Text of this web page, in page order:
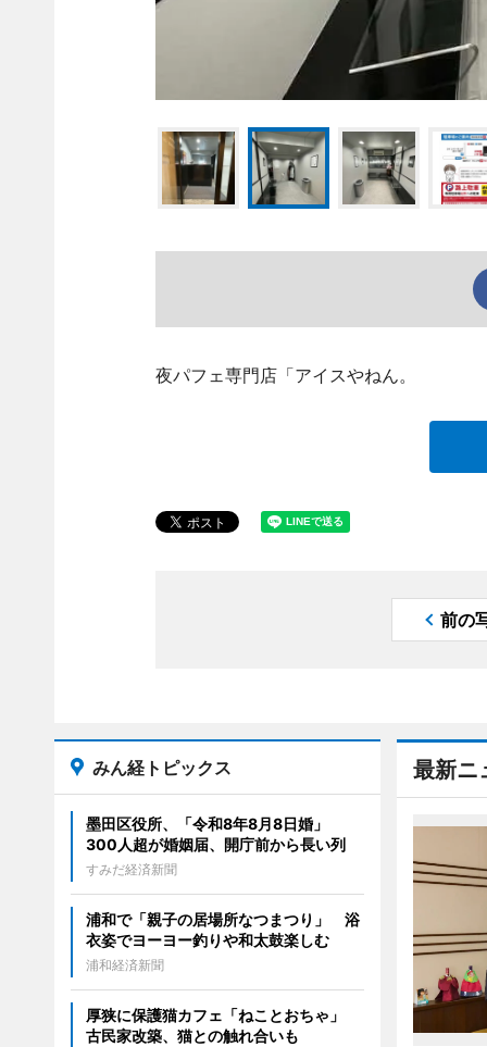
夜パフェ専門店「アイスやねん。
前の
最新ニ
みん経トピックス
墨田区役所、「令和8年8月8日婚」
300人超が婚姻届、開庁前から長い列
すみだ経済新聞
浦和で「親子の居場所なつまつり」 浴
衣姿でヨーヨー釣りや和太鼓楽しむ
浦和経済新聞
厚狭に保護猫カフェ「ねことおちゃ」
古民家改築、猫との触れ合いも